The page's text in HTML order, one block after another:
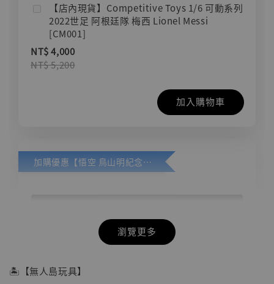
【店內現貨】Competitive Toys 1/6 可動系列
2022世足 阿根廷隊 梅西 Lionel Messi
[CM001]
NT$ 4,000
NT$ 5,200
加入購物車
加購優惠【悟空 鳥山明紀念款 [奇蹟工作室]】
瀏覽更多
🏝【無人島玩具】